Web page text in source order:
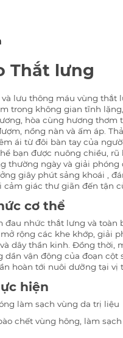
Thắt lưng
lưu thông máu vùng thắt
trong không gian tĩnh
hòa cùng hương thơm
nồng nàn và ấm áp.
ái từ đôi bàn tay của
bạn được nuông chiều, rũ
thường ngày và giải phóng
giây phút sảng khoái ,
cảm giác thư giãn đến tận
cơ thể
đau nhức thắt lưng và toàn
rộng các khe khớp, giải
dây thần kinh. Đồng thời,
dần vận động của đoạn cột
hoàn tới nuôi dưỡng tại vị
hiện
làm sạch vùng da trị liệu
chết vùng hông, làm